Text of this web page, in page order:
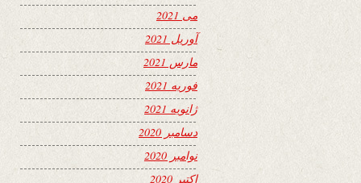
می 2021
آوریل 2021
مارس 2021
فوریه 2021
ژانویه 2021
دسامبر 2020
نوامبر 2020
اکتبر 2020